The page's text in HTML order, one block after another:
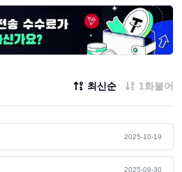
최신순 1화붙어
2025-10-19
2025-09-30